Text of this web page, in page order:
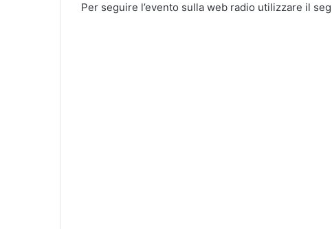
Per seguire l’evento sulla web radio utilizzare il